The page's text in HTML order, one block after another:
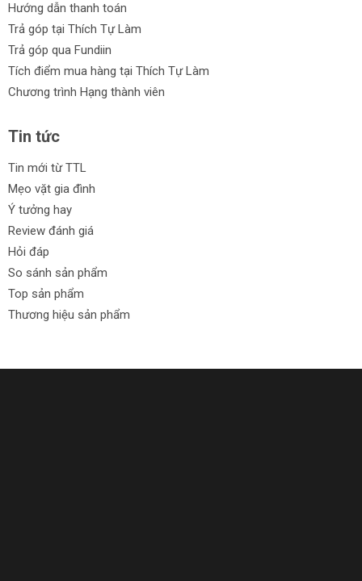
Hướng dẫn thanh toán
Trả góp tại Thích Tự Làm
Trả góp qua Fundiin
Tích điểm mua hàng tại Thích Tự Làm
Chương trình Hạng thành viên
Tin tức
Tin mới từ TTL
Mẹo vặt gia đình
Ý tưởng hay
Review đánh giá
Hỏi đáp
So sánh sản phẩm
Top sản phẩm
Thương hiệu sản phẩm